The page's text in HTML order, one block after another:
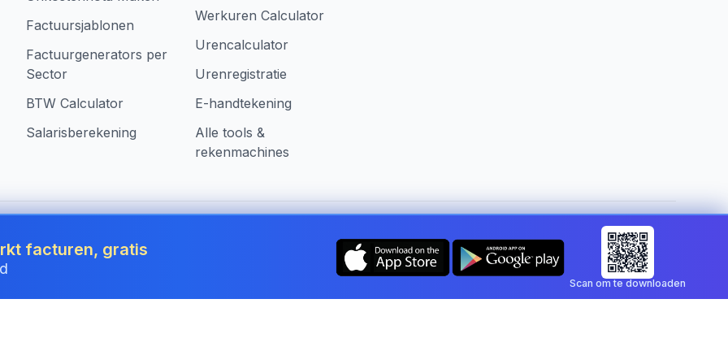
Factuursjablonen
Factuurgenerators per
Sector
BTW Calculator
Salarisberekening
Werkuren Calculator
Urencalculator
Urenregistratie
E-handtekening
Alle tools &
rekenmachines
Land wijzigen: Belgium
facturen, gratis
Scan om te downloaden